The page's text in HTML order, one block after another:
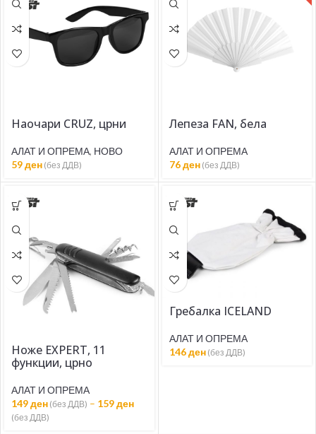
Наочари CRUZ, црни
АЛАТ И ОПРЕМА, НОВО
59ден (без ДДВ)
Лепеза FAN, бела
АЛАТ И ОПРЕМА
76ден(без ДДВ)
Ноже EXPERT, 11
функции, црно
АЛАТ И ОПРЕМА
149ден (без ДДВ) – 159ден
(без ДДВ)
Гребалка ICELAND
АЛАТ И ОПРЕМА
146ден(без ДДВ)